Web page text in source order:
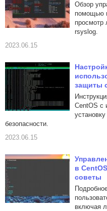
Обзор
помощью
просмотр
rsyslog.
2023.06.15
защиты
CentOS с
безопасности.
2023.06.15
в
советы
включая